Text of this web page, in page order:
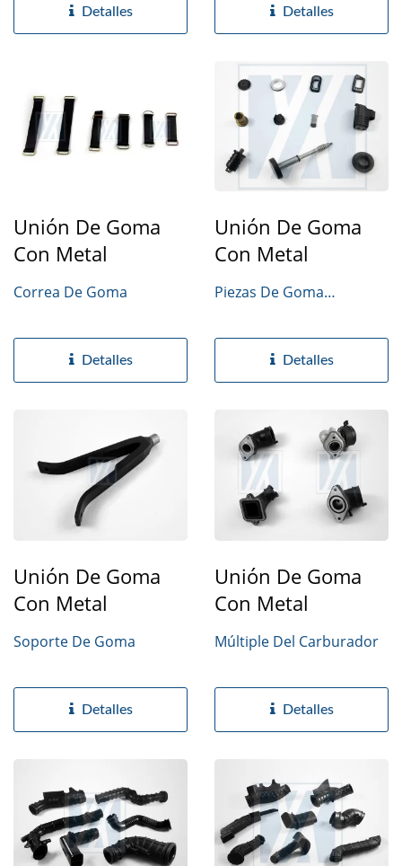
Detalles Detalles
Unión De Goma
Con Metal
Correa De Goma
Detalles
Unión De Goma
Con Metal
Piezas De Goma
Detalles
Unión De Goma
Con Metal
Soporte De Goma
Detalles
Unión De Goma
Con Metal
Múltiple Del Carburador
Detalles